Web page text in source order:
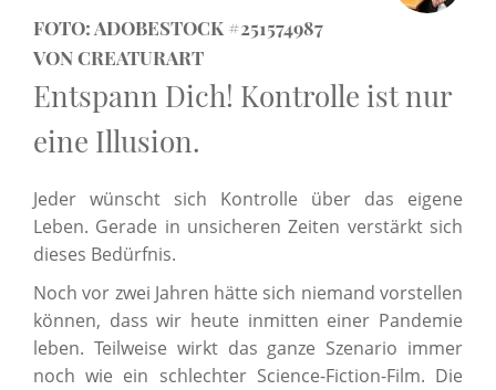
FOTO: ADOBESTOCK #251574987
VON CREATURART
Entspann Dich! Kontrolle ist nur
eine Illusion.
Jeder wünscht sich Kontrolle über das eigene
Leben. Gerade in unsicheren Zeiten verstärkt sich
dieses Bedürfnis.
Noch vor zwei Jahren hätte sich niemand vorstellen
können, dass wir heute inmitten einer Pandemie
leben. Teilweise wirkt das ganze Szenario immer
noch wie ein schlechter Science-Fiction-Film. Die